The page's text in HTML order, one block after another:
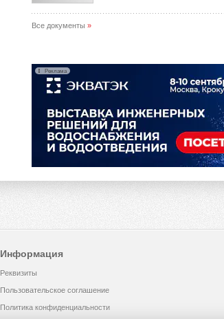
Все документы »
Реклама
Информация
Реквизиты
Пользовательское соглашение
Политика конфиденциальности